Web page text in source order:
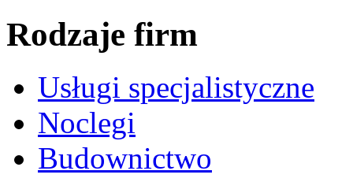
Rodzaje firm
Usługi specjalistyczne
Noclegi
Budownictwo